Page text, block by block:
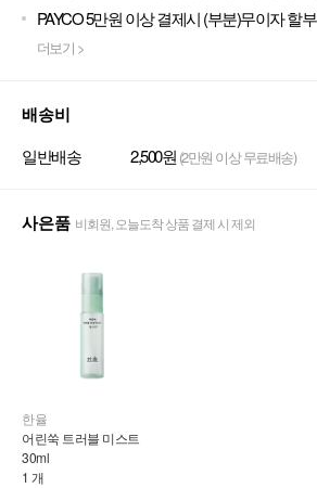
PAYCO 5만원 이상 결제시 (부분)무이자 할부
더보기 >
배송비
일반배송 2,500원 (2만원 이상 무료배송)
사은품 비회원, 오늘도착 상품 결제 시 제외
한율
어린쑥 트러블 미스트
30ml
1 개